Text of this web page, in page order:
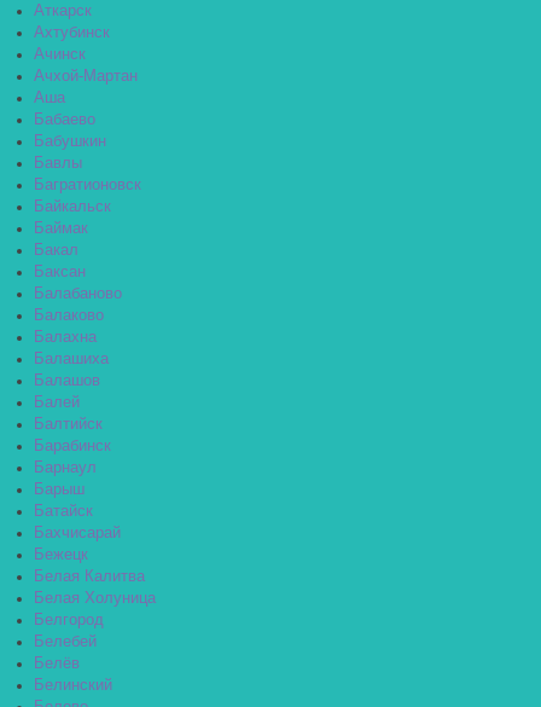
Аткарск
Ахтубинск
Ачинск
Ачхой-Мартан
Аша
Бабаево
Бабушкин
Бавлы
Багратионовск
Байкальск
Баймак
Бакал
Баксан
Балабаново
Балаково
Балахна
Балашиха
Балашов
Балей
Балтийск
Барабинск
Барнаул
Барыш
Батайск
Бахчисарай
Бежецк
Белая Калитва
Белая Холуница
Белгород
Белебей
Белёв
Белинский